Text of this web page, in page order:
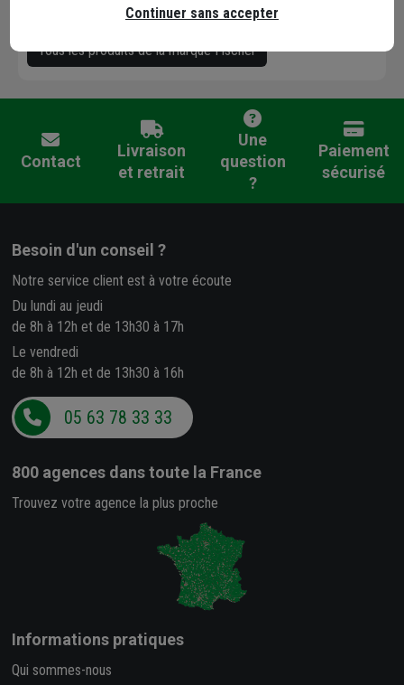
par les ancrages en matière synthétique.
Tous les produits de la marque Fischer
Contact
Livraison
et retrait
Une
question
?
Paiement
sécurisé
Besoin d'un conseil ?
Notre service client est à votre écoute
Du lundi au jeudi
de 8h à 12h et de 13h30 à 17h
Le vendredi
de 8h à 12h et de 13h30 à 16h
05 63 78 33 33
800 agences dans toute la France
Trouvez votre agence la plus proche
Informations pratiques
Qui sommes-nous
Continuer sans accepter